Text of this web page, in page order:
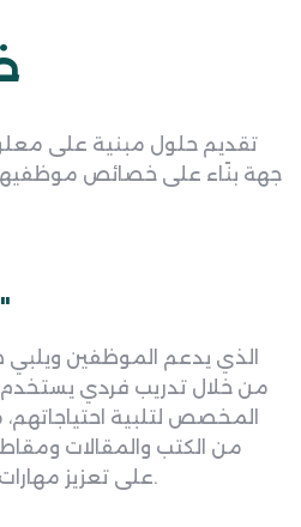
تقديم حلول مبنية على
جهة بنًاء على خصائص
تطبيق "توازن"
الذي يدعم الموظفين
من خلال تدريب فردي يستخدم
المخصص لتلبية
من الكتب والمقالات
على تعزيز مهارات ومعرفة الموظف.